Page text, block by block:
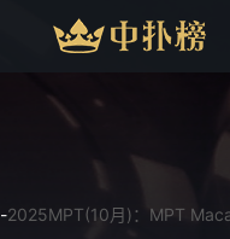
-2025MPT(10月)：MPT